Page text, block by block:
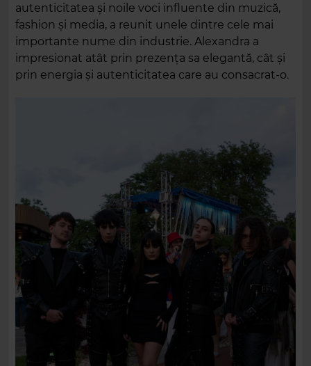
autenticitatea și noile voci influente din muzică,
fashion și media, a reunit unele dintre cele mai
importante nume din industrie. Alexandra a
impresionat atât prin prezența sa elegantă, cât și
prin energia și autenticitatea care au consacrat-o.